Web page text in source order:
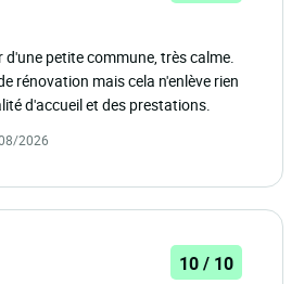
petite commune, très calme.
rénovation mais cela n'enlève rien
d'accueil et des prestations.
2026
10 / 10